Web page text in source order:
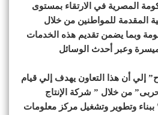
المصرية في الارتقاء بمستوى
المقدمة للمواطنين من خلال
وبما يضمن تقديم هذه الخدمات
وعبر أحدث الوسائل
إلي أن هذا التعاون يهدف إلي قيام
من خلال ” شركة الإنتاج
وتطوير وتشغيل مركز معلومات